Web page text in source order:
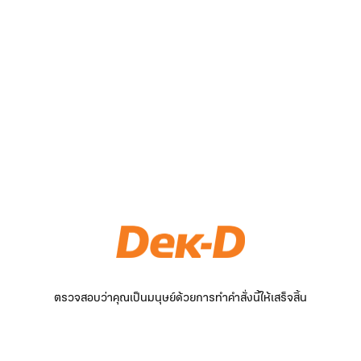
ตรวจสอบว่าคุณเป็นมนุษย์ด้วยการทำคำสั่งนี้ให้เสร็จสิ้น